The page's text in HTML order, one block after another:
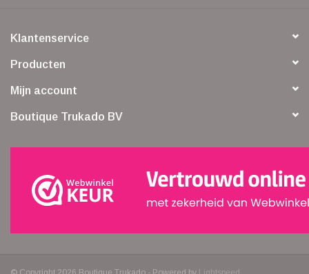
Klantenservice
Producten
Mijn account
Boutique Trukado BV